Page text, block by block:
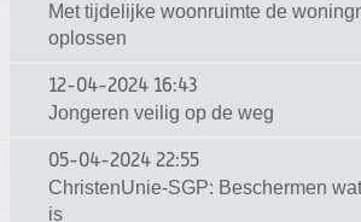
Met tijdelijke woonruimte de
oplossen
12-04-2024 16:43
Jongeren veilig op de weg
05-04-2024 22:55
ChristenUnie-SGP: Beschermen
is